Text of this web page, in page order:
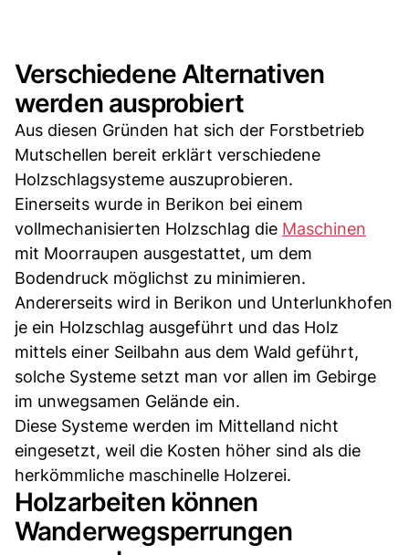
Verschiedene Alternativen
werden ausprobiert
Aus diesen Gründen hat sich der Forstbetrieb
Mutschellen bereit erklärt verschiedene
Holzschlagsysteme auszuprobieren.
Einerseits wurde in Berikon bei einem
vollmechanisierten Holzschlag die Maschinen
mit Moorraupen ausgestattet, um dem
Bodendruck möglichst zu minimieren.
Andererseits wird in Berikon und Unterlunkhofen
je ein Holzschlag ausgeführt und das Holz
mittels einer Seilbahn aus dem Wald geführt,
solche Systeme setzt man vor allen im Gebirge
im unwegsamen Gelände ein.
Diese Systeme werden im Mittelland nicht
eingesetzt, weil die Kosten höher sind als die
herkömmliche maschinelle Holzerei.
Holzarbeiten können
Wanderwegsperrungen